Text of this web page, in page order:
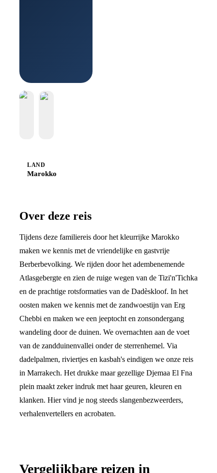
LAND
Marokko
Over deze reis
Tijdens deze familiereis door het kleurrijke Marokko
maken we kennis met de vriendelijke en gastvrije
Berberbevolking. We rijden door het adembenemende
Atlasgebergte en zien de ruige wegen van de Tizi'n'Tichka
en de prachtige rotsformaties van de Dadèskloof. In het
oosten maken we kennis met de zandwoestijn van Erg
Chebbi en maken we een jeeptocht en zonsondergang
wandeling door de duinen. We overnachten aan de voet
van de zandduinenvallei onder de sterrenhemel. Via
dadelpalmen, riviertjes en kasbah's eindigen we onze reis
in Marrakech. Het drukke maar gezellige Djemaa El Fna
plein maakt zeker indruk met haar geuren, kleuren en
klanken. Hier vind je nog steeds slangenbezweerders,
verhalenvertellers en acrobaten.
Vergelijkbare reizen in